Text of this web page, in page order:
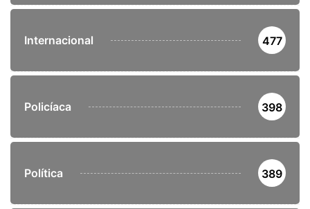
Internacional 477
Policíaca 398
Política 389